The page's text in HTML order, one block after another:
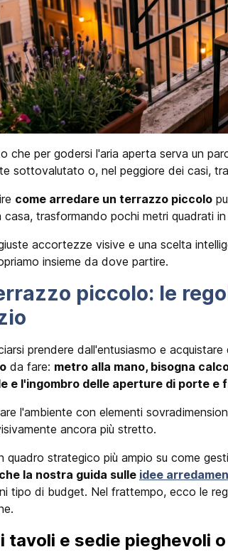
che per godersi l'aria aperta serva un
sottovalutato o, nel peggiore dei casi,
come arredare un terrazzo piccolo
casa, trasformando pochi metri quadrati
accortezze visive e una scelta
insieme da dove partire.
piccolo: le
prendere dall'entusiasmo e acquistare
da fare: metro alla mano, bisogna
e l'ingombro delle aperture di porte e
l'ambiente con elementi
ancora più stretto.
quadro strategico più ampio su come
la nostra guida sulle idee
tipo di budget. Nel frattempo, ecco le
tavoli e sedie pieghevoli